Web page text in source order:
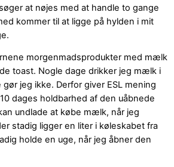
at nøjes med at handle to gange
kommer til at ligge på hylden i mit
morgenmadsprodukter med mælk
toast. Nogle dage drikker jeg mælk i
jeg ikke. Derfor giver ESL mening
dages holdbarhed af den uåbnede
undlade at købe mælk, når jeg
stadig ligger en liter i køleskabet fra
holde en uge, når jeg åbner den